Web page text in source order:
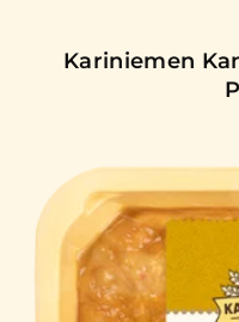
Kariniemen